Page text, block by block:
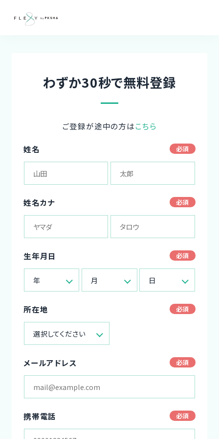
わずか30秒で無料登録
ご登録が途中の方はこちら
姓名
姓名カナ
生年月日
年 月 日
所在地
選択してください
メールアドレス
携帯電話